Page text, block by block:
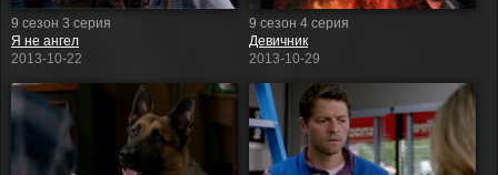
9 сезон 3 серия
Я не ангел
2013-10-22
9 сезон 4 серия
Девичник
2013-10-29